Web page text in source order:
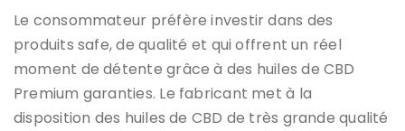
Le consommateur préfère investir dans des
produits safe, de qualité et qui offrent un réel
moment de détente grâce à des huiles de CBD
Premium garanties. Le fabricant met à la
disposition des huiles de CBD de très grande qualité